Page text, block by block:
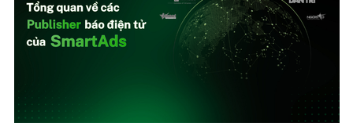
từ đầu năm với tinh thần gắn trách nhiệm đến từng cá nhân phụ
trách, nhằm đảm bảo kế hoạch giải ngân vốn đầu tư công trong
năm nay.